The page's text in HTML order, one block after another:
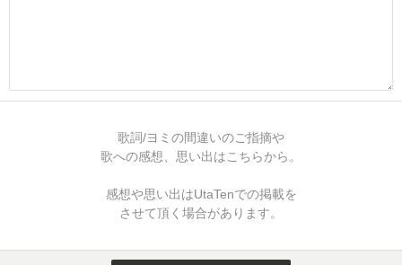
歌詞/ヨミの間違いのご指摘や
歌への感想、思い出はこちらから。
感想や思い出はUtaTenでの掲載を
させて頂く場合があります。